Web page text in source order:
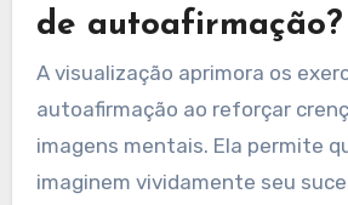
de autoafirmação?
A visualização aprimora os
autoafirmação ao reforçar
imagens mentais. Ela permite
imaginem vividamente seu